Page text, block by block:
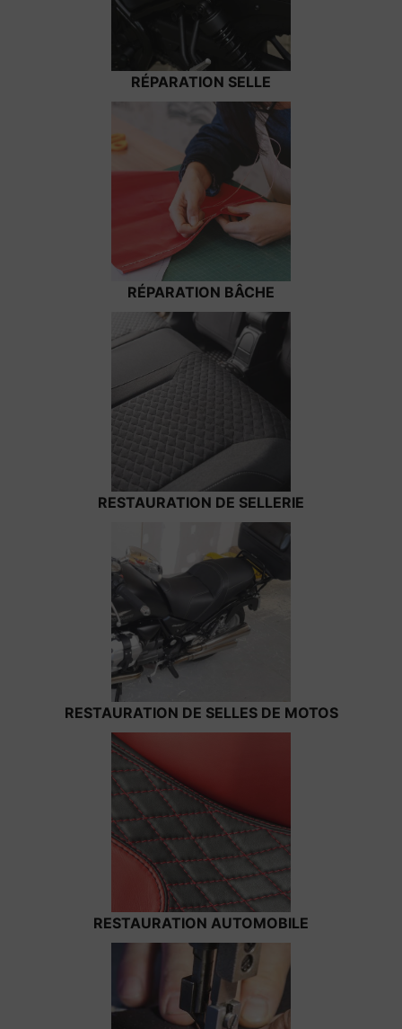
RÉPARATION SELLE
RÉPARATION BÂCHE
RESTAURATION DE SELLERIE
RESTAURATION DE SELLES DE MOTOS
RESTAURATION AUTOMOBILE